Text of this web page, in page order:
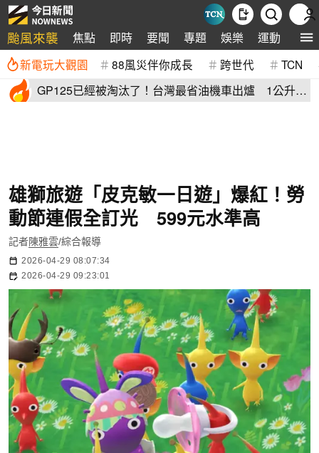
颱風來襲 焦點 即時 要聞 專題 娛樂 運動 全球
新電玩大觀園 88風災伴你成長 跨世代 TCN
GP125已經被淘汰了！台灣最省油機車出爐 1公升油
雄獅旅遊「皮克敏一日遊」爆紅！勞
動節連假全訂光 599元水準高
記者陳雅雲/綜合報導
2026-04-29 08:07:34
2026-04-29 09:23:01